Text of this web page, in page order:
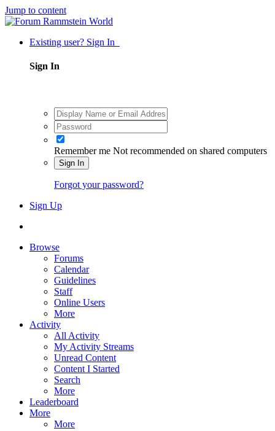
Jump to content
Existing user? Sign In
Sign In
Remember me Not recommended on shared computers
Sign In
Forgot your password?
Sign Up
Browse
Forums
Calendar
Guidelines
Staff
Online Users
More
Activity
All Activity
My Activity Streams
Unread Content
Content I Started
Search
More
Leaderboard
More
More